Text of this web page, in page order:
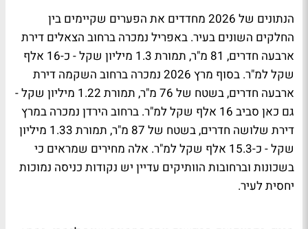
הנתונים של 2026 מחדדים את הפערים שקיימים בין
החלקים השונים בעיר. באפריל נמכרה ברחוב הצאלים דירת
ארבעה חדרים, 81 מ"ר, תמורת 1.3 מיליון שקל - כ-16 אלף
שקל למ"ר. בסוף מרץ 2026 נמכרה ברחוב השקמה דירת
ארבעה חדרים, בשטח של 76 מ"ר, תמורת 1.22 מיליון שקל -
גם כאן סביב 16 אלף שקל למ"ר. ברחוב הירדן נמכרה במרץ
דירת שלושה חדרים, בשטח של 87 מ"ר, תמורת 1.33 מיליון
שקל - כ-15.3 אלף שקל למ"ר. אלה מחירים שמראים כי
בשכונות וברחובות הוותיקים עדיין יש נקודות כניסה נמוכות
יחסית לעיר.